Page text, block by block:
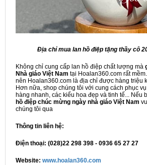
Địa chỉ mua lan hồ điệp tặng thầy cô
Không chỉ cung cấp lan hồ điệp chất lượng mà
Nhà giáo Việt Nam tại Hoalan360.com rất
nên Hoalan360.com là địa chỉ được hàng triệu
Hơn nữa, shop chúng tôi với cung cách phục
hàng nhanh, các kiểu hoa đẹp và tinh tế... Nếu
hồ điệp chúc mừng ngày nhà giáo Việt Nam
chúng tôi qua
Thông tin liên hệ:
Điện thoại: (028)22 298 398 - 0936 65 27 27
Website: www.hoalan360.com